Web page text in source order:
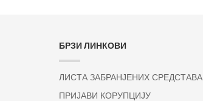
БРЗИ ЛИНКОВИ
ЛИСТА ЗАБРАНЈЕНИХ СРЕДСТАВА
ПРИЈАВИ КОРУПЦИЈУ